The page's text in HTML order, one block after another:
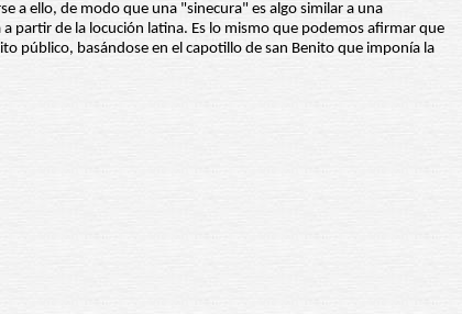
a ello, de modo que una "sinecura" es algo similar a una
partir de la locución latina. Es lo mismo que podemos afirmar que
público, basándose en el capotillo de san Benito que imponía la